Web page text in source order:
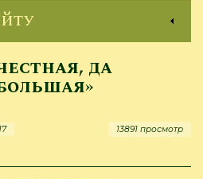
да
13891 просмотр